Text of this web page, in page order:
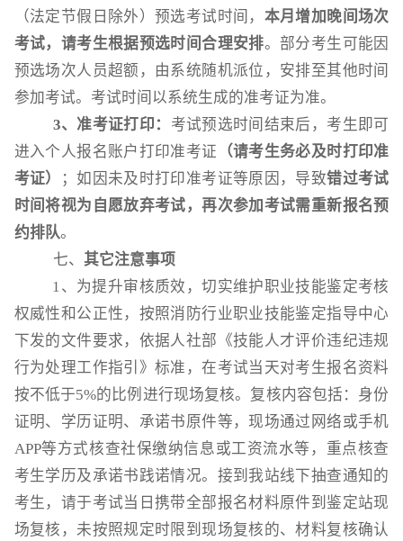
（法定节假日除外）预选考试时间， 本月增加晚间场次
考试，请考生根据预选时间合理安排。部分考生可能因
预选场次人员超额，由系统随机派位，安排至其他时间
参加考试。考试时间以系统生成的准考证为准。
3、准考证打印： 考试预选时间结束后，考生即可
进入个人报名账户打印准考证 （请考生务必及时打印准
考证） ；如因未及时打印准考证等原因，导致错过考试
时间将视为自愿放弃考试，再次参加考试需重新报名预
约排队。
七、 其它注意事项
1、为提升审核质效，切实维护职业技能鉴定考核
权威性和公正性，按照消防行业职业技能鉴定指导中心
下发的文件要求，依据人社部《技能人才评价违纪违规
行为处理工作指引》标准，在考试当天对考生报名资料
按不低于5%的比例进行现场复核。复核内容包括：身份
证明、学历证明、承诺书原件等，现场通过网络或手机
APP等方式核查社保缴纳信息或工资流水等，重点核查
考生学历及承诺书践诺情况。接到我站线下抽查通知的
考生，请于考试当日携带全部报名材料原件到鉴定站现
场复核，未按照规定时限到现场复核的、材料复核确认